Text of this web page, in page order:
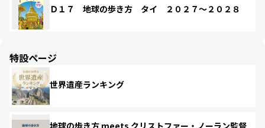
Ｄ１７ 地球の歩き方 タイ ２０２７～２０２８
特設ページ
世界遺産ランキング
地球の歩き方 meets クリストファー・ノーラン監督